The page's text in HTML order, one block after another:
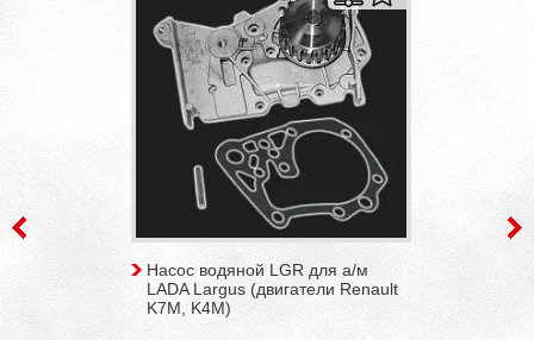
Насос водяной LGR для а/м
LADA Largus (двигатели Renault
K7M, K4M)